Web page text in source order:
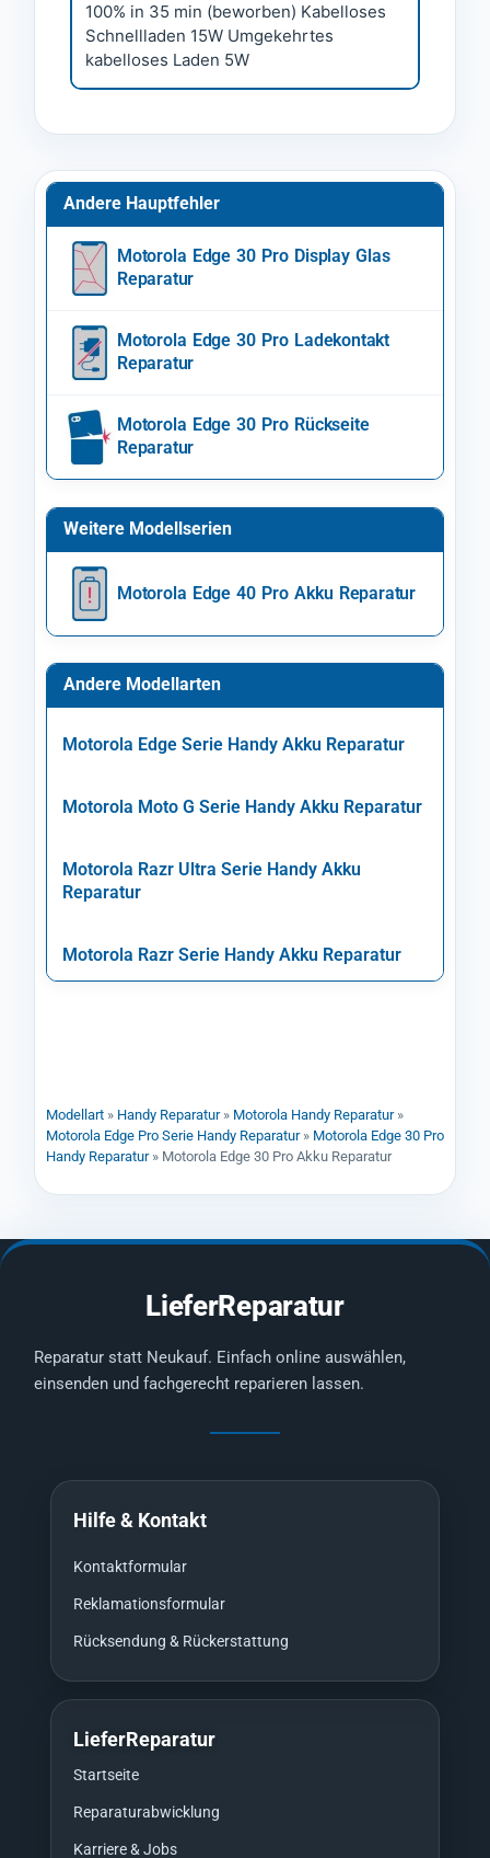
100% in 35 min (beworben) Kabelloses
Schnellladen 15W Umgekehrtes
kabelloses Laden 5W
Andere Hauptfehler
Motorola Edge 30 Pro Display Glas
Reparatur
Motorola Edge 30 Pro Ladekontakt
Reparatur
Motorola Edge 30 Pro Rückseite
Reparatur
Weitere Modellserien
Motorola Edge 40 Pro Akku Reparatur
Andere Modellarten
Motorola Edge Serie Handy Akku Reparatur
Motorola Moto G Serie Handy Akku Reparatur
Motorola Razr Ultra Serie Handy Akku
Reparatur
Motorola Razr Serie Handy Akku Reparatur
Modellart » Handy Reparatur» Motorola Handy Reparatur»
Motorola Edge Pro Serie Handy Reparatur» Motorola Edge 30 Pro
Handy Reparatur» Motorola Edge 30 Pro Akku Reparatur
LieferReparatur
Reparatur statt Neukauf. Einfach online auswählen,
einsenden und fachgerecht reparieren lassen.
Hilfe & Kontakt
Kontaktformular
Reklamationsformular
Rücksendung & Rückerstattung
LieferReparatur
Startseite
Reparaturabwicklung
Karriere & Jobs